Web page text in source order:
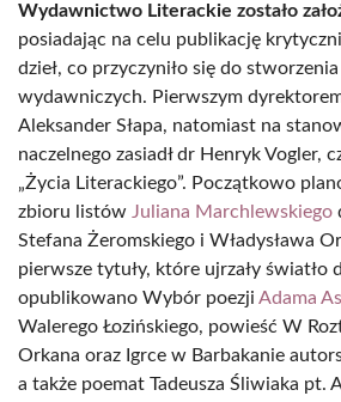
Wydawnictwo Literackie zostało
posiadając na celu publikację
dzieł, co przyczyniło się do
wydawniczych. Pierwszym
Aleksander Słapa, natomiast na
naczelnego zasiadł dr Henryk Vogler,
„Życia Literackiego”. Początkowo
zbioru listów Juliana Marchlewskiego
Stefana Żeromskiego i Władysława
pierwsze tytuły, które ujrzały światło
opublikowano Wybór poezji Adama
Walerego Łozińskiego, powieść W
Orkana oraz Igrce w Barbakanie
a także poemat Tadeusza Śliwiaka pt.